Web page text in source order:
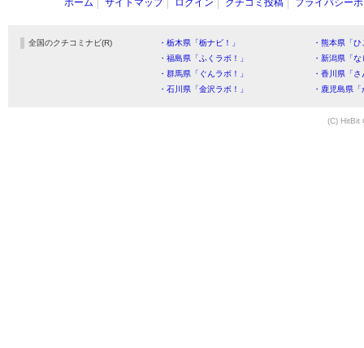
ホーム サイトマップ ログイン クチコミ投稿 プライバシー
全国のクチコミナビ(R) ・栃木県「栃ナビ！」
・熊本県「
・福島県「ふくラボ！」
・新潟県「
・群馬県「ぐんラボ！」
・香川県「
・石川県「金沢ラボ！」
・鹿児島県
(C) HitBit